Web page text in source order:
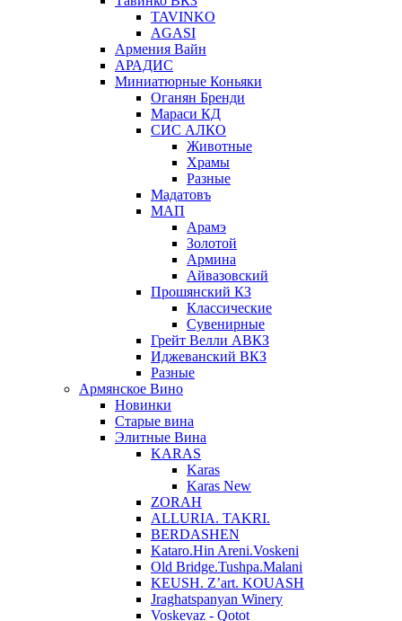
TAVINKO
AGASI
Армения Вайн
АРАДИС
Миниатюрные Коньяки
Оганян Бренди
Мараси КД
СИС АЛКО
Животные
Храмы
Разные
Мадатовъ
МАП
Арамэ
Золотой
Армина
Айвазовский
Прошянский КЗ
Классические
Сувенирные
Грейт Велли АВКЗ
Иджеванский ВКЗ
Разные
Армянское Вино
Новинки
Старые вина
Элитные Вина
KARAS
Karas
Karas New
ZORAH
ALLURIA. TAKRI.
BERDASHEN
Kataro.Hin Areni.Voskeni
Old Bridge.Tushpa.Malani
KEUSH. Z’art. KOUASH
Jraghatspanyan Winery
Voskevaz - Qotot